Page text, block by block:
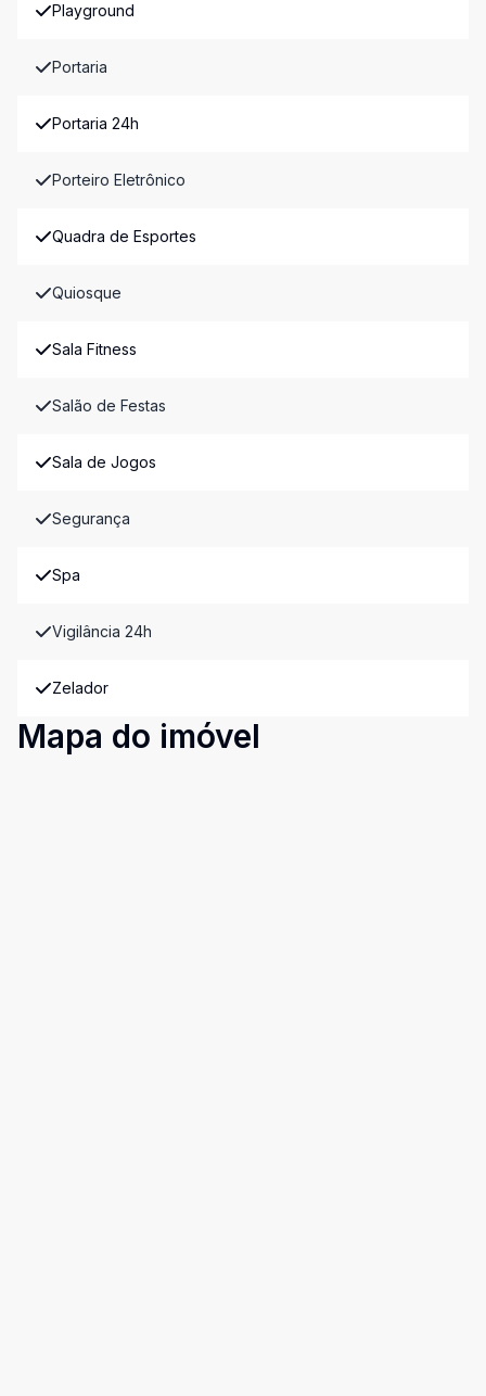
Playground
Portaria
Portaria 24h
Porteiro Eletrônico
Quadra de Esportes
Quiosque
Sala Fitness
Salão de Festas
Sala de Jogos
Segurança
Spa
Vigilância 24h
Zelador
Mapa do imóvel